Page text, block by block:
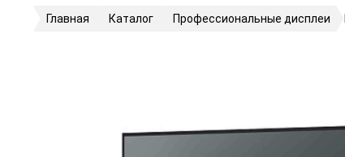
Главная Каталог Профессиональные дисплеи